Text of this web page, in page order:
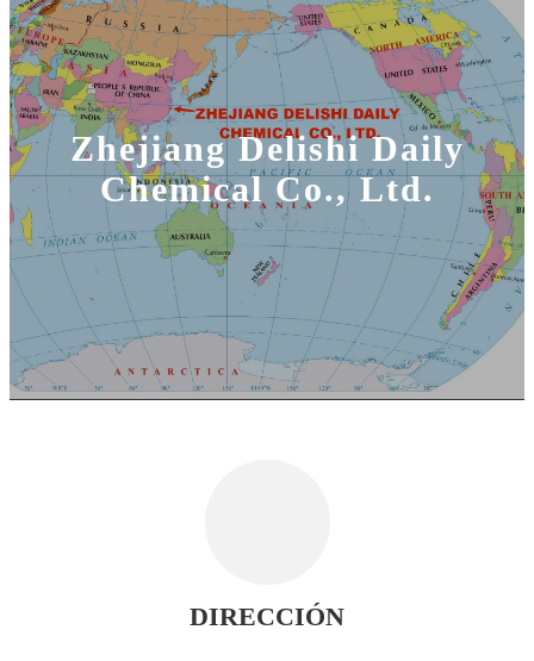
Zhejiang Delishi Daily
Chemical Co., Ltd.
DIRECCIÓN